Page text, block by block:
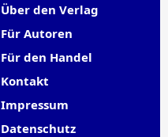
Über den Verlag
Für Autoren
Für den Handel
Kontakt
Impressum
Datenschutz